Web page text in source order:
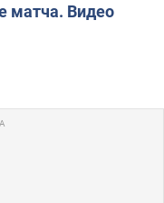
матча. Видео